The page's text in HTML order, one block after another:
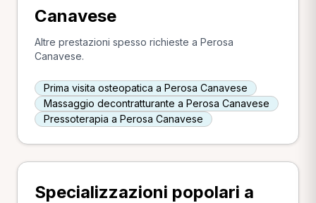
Canavese
Altre prestazioni spesso richieste a Perosa
Canavese.
Prima visita osteopatica a Perosa Canavese
Massaggio decontratturante a Perosa Canavese
Pressoterapia a Perosa Canavese
Specializzazioni popolari a